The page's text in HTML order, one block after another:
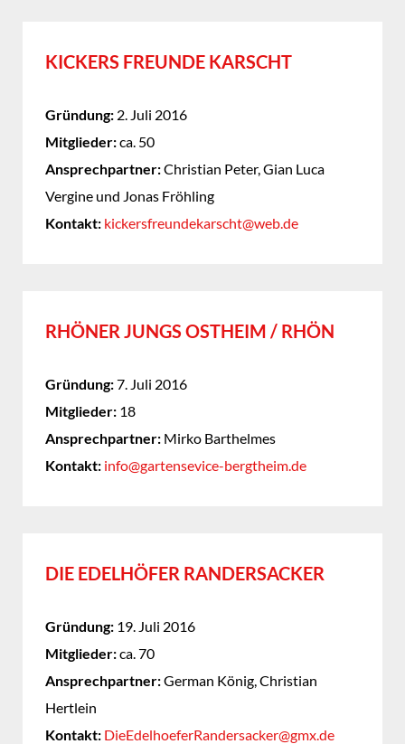
KICKERS FREUNDE KARSCHT
Gründung: 2. Juli 2016
Mitglieder:ca. 50
Ansprechpartner:Christian Peter, Gian Luca
Vergine und Jonas Fröhling
Kontakt: kickersfreundekarscht@web.de
RHÖNER JUNGS OSTHEIM / RHÖN
Gründung:7. Juli 2016
Mitglieder: 18
Ansprechpartner: Mirko Barthelmes
Kontakt: info@gartensevice-bergtheim.de
DIE EDELHÖFER RANDERSACKER
Gründung: 19. Juli 2016
Mitglieder:ca. 70
Ansprechpartner:German König, Christian
Hertlein
Kontakt: DieEdelhoeferRandersacker@gmx.de